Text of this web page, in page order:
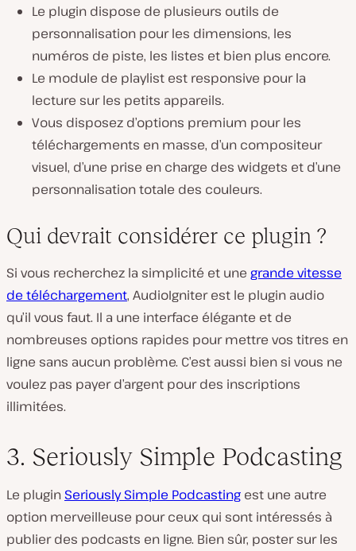
Le plugin dispose de plusieurs outils de
personnalisation pour les dimensions, les
numéros de piste, les listes et bien plus encore.
Le module de playlist est responsive pour la
lecture sur les petits appareils.
Vous disposez d’options premium pour les
téléchargements en masse, d’un compositeur
visuel, d’une prise en charge des widgets et d’une
personnalisation totale des couleurs.
Qui devrait considérer ce plugin ?
Si vous recherchez la simplicité et une grande vitesse
de téléchargement, AudioIgniter est le plugin audio
qu’il vous faut. Il a une interface élégante et de
nombreuses options rapides pour mettre vos titres en
ligne sans aucun problème. C’est aussi bien si vous ne
voulez pas payer d’argent pour des inscriptions
illimitées.
3. Seriously Simple Podcasting
Le plugin Seriously Simple Podcasting est une autre
option merveilleuse pour ceux qui sont intéressés à
publier des podcasts en ligne. Bien sûr, poster sur les